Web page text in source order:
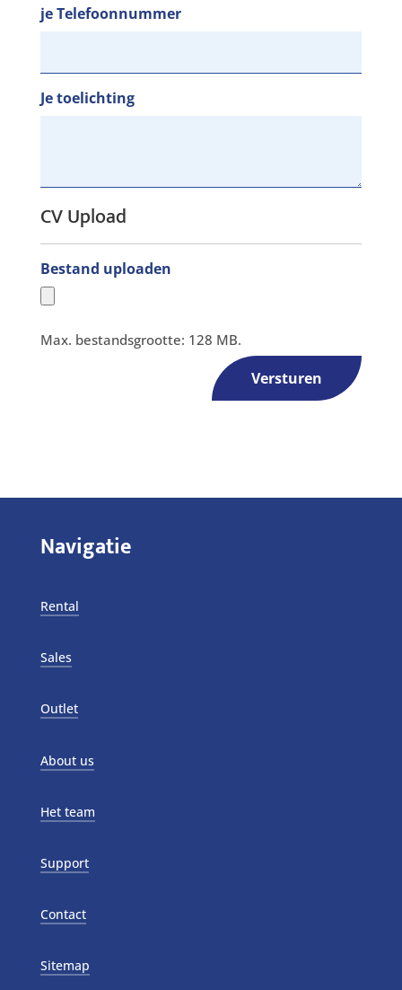
je Telefoonnummer
Je toelichting
CV Upload
Bestand uploaden
Max. bestandsgrootte: 128 MB.
Versturen
Navigatie
Rental
Sales
Outlet
About us
Het team
Support
Contact
Sitemap